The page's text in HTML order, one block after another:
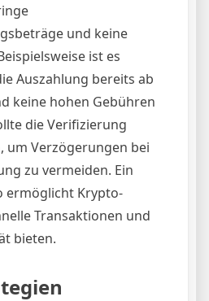
und keine
ist es
Auszahlung bereits ab
keine hohen Gebühren
die Verifizierung
um Verzögerungen bei
zu vermeiden. Ein
ermöglicht Krypto-
Transaktionen und
bieten.